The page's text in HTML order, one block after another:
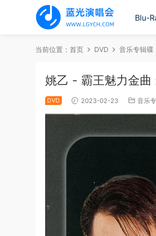
Blu-
当前位置： 首页 DVD 音乐专辑碟
姚乙 - 霸王魅力金曲
DVD 2023-02-23 音乐